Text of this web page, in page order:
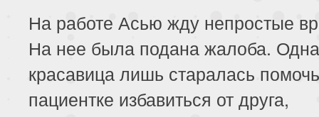
125 серия
126 серия 127 серия
129 серия
130 серия 131 серия
133 серия
134 серия 135 серия
На работе Асью жду непростые
На нее была подана жалоба.
красавица лишь старалась
пациентке избавиться от друга,